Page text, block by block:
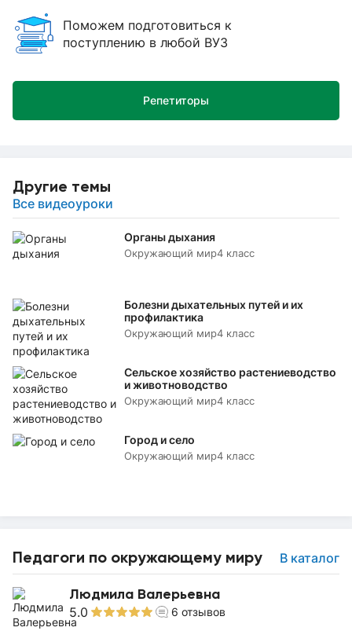
Другие темы
Все видеоуроки
Органы дыхания
Окружающий мир4 класс
Болезни дыхательных путей и их
профилактика
Окружающий мир4 класс
Сельское хозяйство растениеводство
и животноводство
Окружающий мир4 класс
Город и село
Окружающий мир4 класс
Педагоги по окружающему миру В каталог
Людмила Валерьевна
5.0 6 отзывов
Поможем подготовиться к
поступлению в любой ВУЗ
Репетиторы